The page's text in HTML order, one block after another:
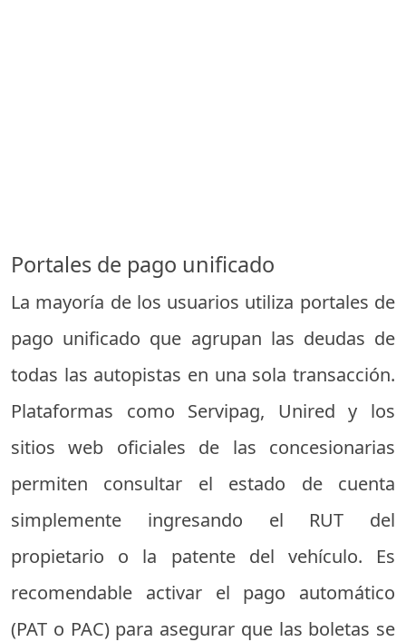
Portales de pago unificado
La mayoría de los usuarios utiliza portales de
pago unificado que agrupan las deudas de
todas las autopistas en una sola transacción.
Plataformas como Servipag, Unired y los
sitios web oficiales de las concesionarias
permiten consultar el estado de cuenta
simplemente ingresando el RUT del
propietario o la patente del vehículo. Es
recomendable activar el pago automático
(PAT o PAC) para asegurar que las boletas se